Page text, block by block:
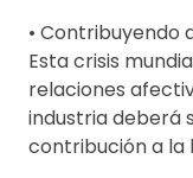
• Contribuyendo
Esta crisis
relaciones
industria deberá
contribución a la